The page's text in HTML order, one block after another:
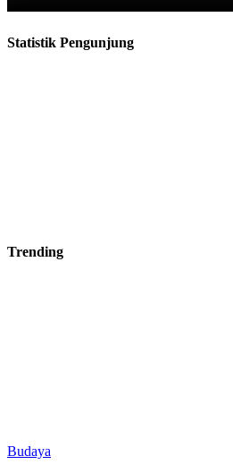
Statistik Pengunjung
Trending
Budaya